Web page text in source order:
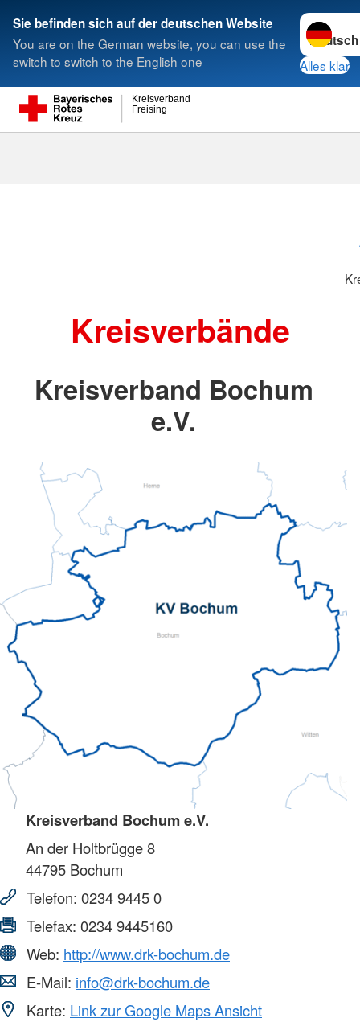
Sie befinden sich auf der deutschen Website
You are on the German website, you can use the
switch to switch to the English one
Sprache
Alles klar
Freising
Kreisverband
Suche
Kreisverbände
Kreisverband Bochum
e.V.
Kreisverband Bochum e.V.
An der Holtbrügge 8
44795 Bochum
Telefon: 0234 9445 0
Telefax: 0234 9445160
Web: http://www.drk-bochum.de
E-Mail: info@drk-bochum.de
Karte: Link zur Google Maps Ansicht